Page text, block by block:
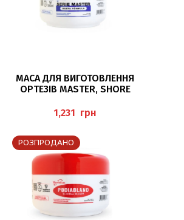
ЧИТАТИ ДАЛІ
МАСА ДЛЯ ВИГОТОВЛЕННЯ
ОРТЕЗІВ MASTER, SHORE
грн
РОЗПРОДАНО